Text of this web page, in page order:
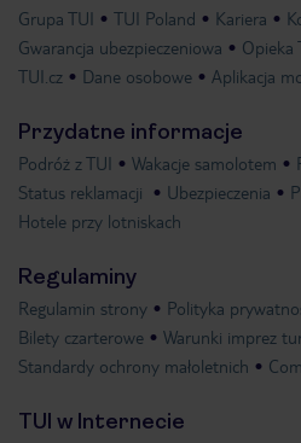
Grupa TUI TUI Poland Kariera
Gwarancja ubezpieczeniowa
Opieka
TUI.cz
Dane osobowe Aplikacja
Przydatne informacje
Podróż z TUI Wakacje samolotem
Status reklamacji
Ubezpieczenia
Hotele przy lotniskach
Regulaminy
Regulamin strony Polityka
Bilety czarterowe
Warunki imprez
Standardy ochrony małoletnich
TUI w Internecie